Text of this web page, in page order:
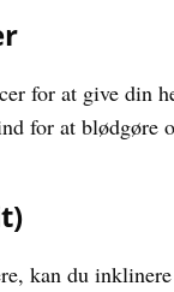
for at give din
for at blødgøre
kan du